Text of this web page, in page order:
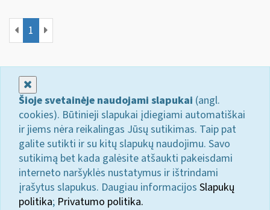
1
Šioje svetainėje naudojami slapukai (angl.
cookies). Būtinieji slapukai įdiegiami automatiškai
ir jiems nėra reikalingas Jūsų sutikimas. Taip pat
galite sutikti ir su kitų slapukų naudojimu. Savo
sutikimą bet kada galėsite atšaukti pakeisdami
interneto naršyklės nustatymus ir ištrindami
įrašytus slapukus. Daugiau informacijos Slapukų
politika; Privatumo politika.